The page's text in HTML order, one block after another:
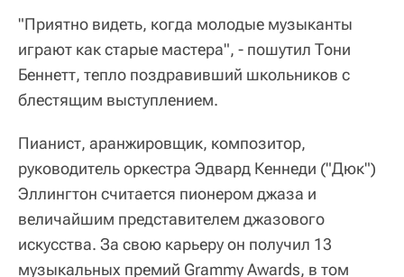
"Приятно видеть, когда молодые музыканты
играют как старые мастера", - пошутил Тони
Беннетт, тепло поздравивший школьников с
блестящим выступлением.
Пианист, аранжировщик, композитор,
руководитель оркестра Эдвард Кеннеди ("Дюк")
Эллингтон считается пионером джаза и
величайшим представителем джазового
искусства. За свою карьеру он получил 13
музыкальных премий Grammy Awards, в том